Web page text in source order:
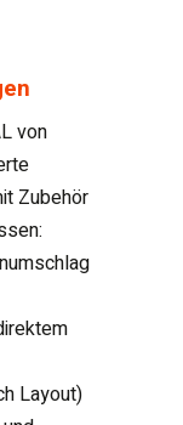
von
Zubehör
Layout)